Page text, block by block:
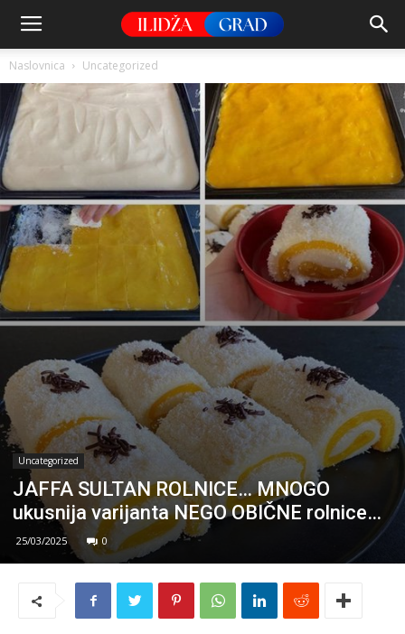
Naslovnica Uncategorized
Uncategorized
JAFFA SULTAN ROLNICE… MNOGO
ukusnija varijanta NEGO OBIČNE rolnice…
25/03/2025 0